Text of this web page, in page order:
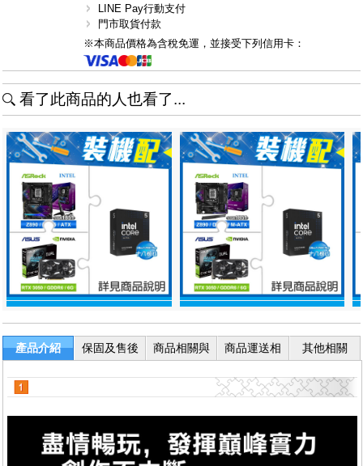
LINE Pay行動支付
門市取貨付款
※本商品價格為含稅免運，並接受下列信用卡：
看了此商品的人也看了...
產品介紹
保固及售後
商品相關與
商品運送相
其他相關